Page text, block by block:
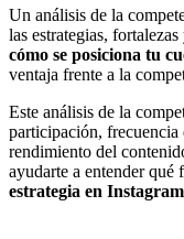
Un análisis de la
las estrategias,
cómo se posiciona tu
ventaja frente a la
Este análisis de la
participación,
rendimiento del
ayudarte a entender qué
estrategia en